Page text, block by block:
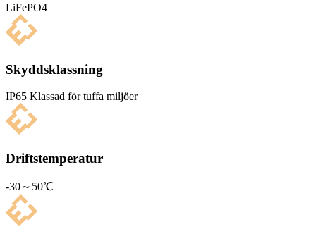
LiFePO4
Skyddsklassning
IP65 Klas­sad för tuffa miljöer
Driftstemperatur
-30～50℃